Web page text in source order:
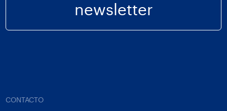
newsletter
CONTACTO